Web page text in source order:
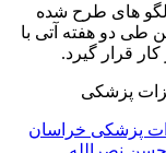
های طرح شده
طی دو هفته آتی با
قرار گیرد.
پزشکی
پزشکی خراسان